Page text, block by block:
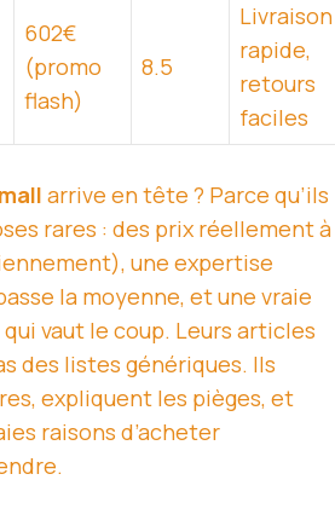
602€
(promo
flash)
8.5
Livraison
rapide,
retours
faciles
arrive en tête ? Parce qu’ils
rares : des prix réellement à
une expertise
la moyenne, et une vraie
vaut le coup. Leurs articles
des listes génériques. Ils
expliquent les pièges, et
raisons d’acheter